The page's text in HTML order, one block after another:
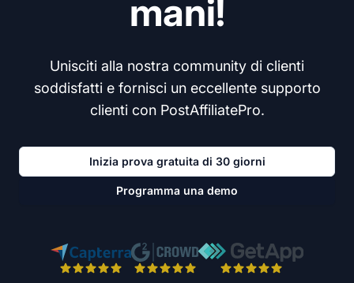
mani!
Unisciti alla nostra community di clienti
soddisfatti e fornisci un eccellente supporto
clienti con PostAffiliatePro.
Inizia prova gratuita di 30 giorni
Programma una demo